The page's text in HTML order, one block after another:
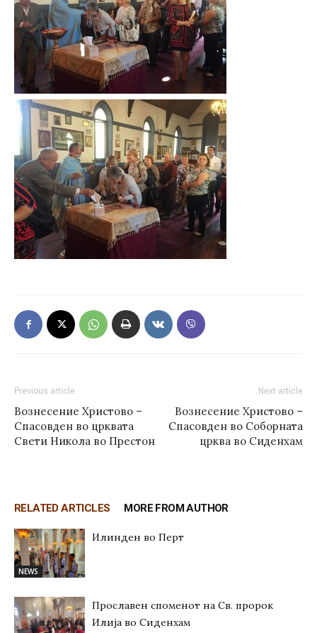
Previous article
Вознесение Христово –
Спасовден во црквата
Свети Никола во Престон
Next article
Вознесение Христово –
Спасовден во Соборната
црква во Сиденхам
RELATED ARTICLES MORE FROM AUTHOR
NEWS
Илинден во Перт
Прославен споменот на Св. пророк
Илија во Сиденхам